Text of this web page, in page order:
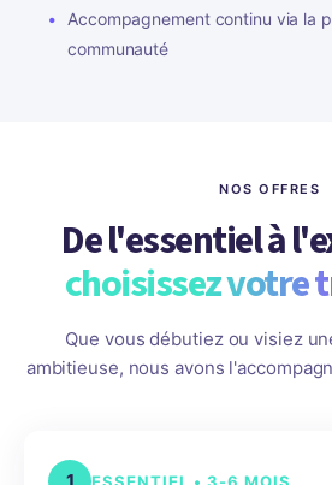
Accompagnement continu via la
communauté
NOS OFFRES
De l'essentiel à
choisissez votre
Que vous débutiez ou visiez
ambitieuse, nous avons
1 ESSENTIEL • 3-6 MOIS